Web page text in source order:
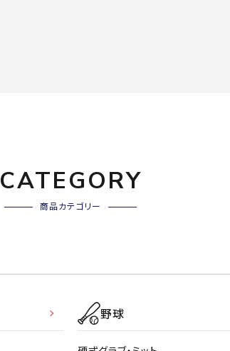
CATEGORY
商品カテゴリー
野球